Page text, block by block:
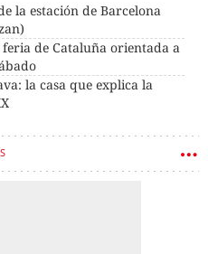
la estación de Barcelona
feria de Cataluña orientada a
la casa que explica la